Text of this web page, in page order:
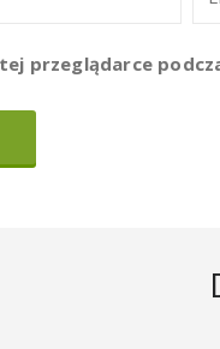
przeglądarce